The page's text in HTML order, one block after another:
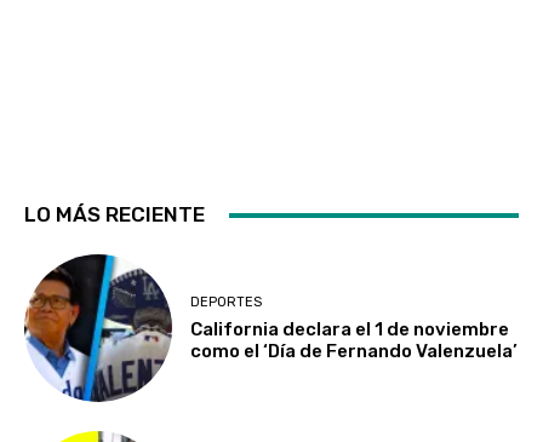
LO MÁS RECIENTE
DEPORTES
California declara el 1 de noviembre
como el ‘Día de Fernando Valenzuela’